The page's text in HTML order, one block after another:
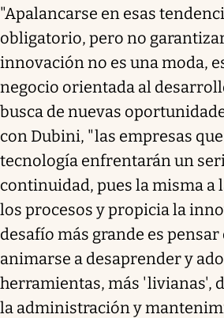
"Apalancarse en esas
obligatorio, pero no
innovación no es una moda,
negocio orientada al
busca de nuevas
con Dubini, "las empresas
tecnología enfrentarán un
continuidad, pues la misma a
los procesos y propicia la
desafío más grande es
animarse a desaprender y
herramientas, más 'livianas',
la administración y